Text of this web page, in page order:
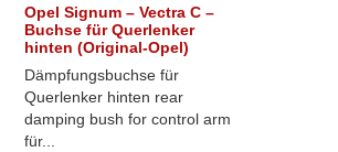
Opel Signum – Vectra C –
Buchse für Querlenker
hinten (Original-Opel)
Dämpfungsbuchse für
Querlenker hinten rear
damping bush for control arm
für...